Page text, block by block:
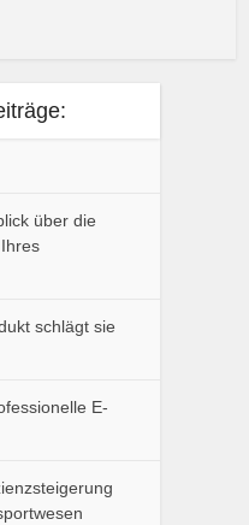
über die
schlägt sie
E-